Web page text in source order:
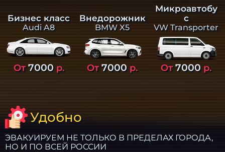
Бизнес класс
Audi A8
От7000р.
Внедорожник
BMW X5
От7000р.
Микроавтобу
с
VW Transporter
От7000р.
Удобно
ЭВАКУИРУЕМ НЕ ТОЛЬКО В ПРЕДЕЛАХ ГОРОДА,
НО И ПО ВСЕЙ РОССИИ